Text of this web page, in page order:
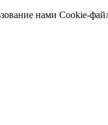
нами Cookie-